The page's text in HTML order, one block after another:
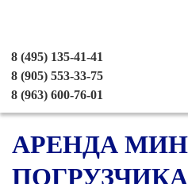
8 (495) 135-41-41
8 (905) 553-33-75
8 (963) 600-76-01
АРЕНДА
ПОГРУЗЧИКА